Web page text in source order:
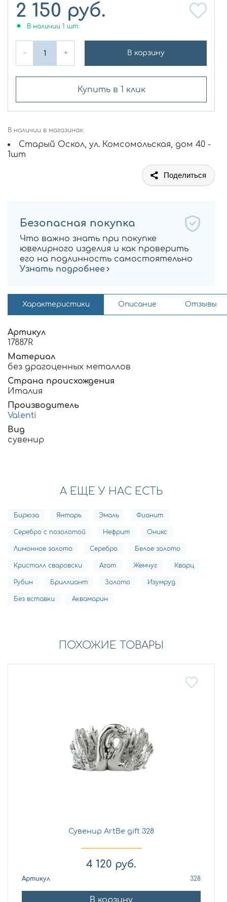
2 150 руб.
В наличии 1 шт.
- + В корзину
Купить в 1 клик
В наличии в магазинах:
Старый Оскол, ул. Комсомольская, дом 40 -
1шт
Поделиться
Безопасная покупка
Что важно знать при покупке
ювелирного изделия и как проверить
его на подлинность самостоятельно
Узнать подробнее
Характеристики Описание Отзывы
Артикул
17887R
Материал
без драгоценных металлов
Страна происхождения
Италия
Производитель
Valenti
Вид
сувенир
А ЕЩЕ У НАС ЕСТЬ
Бирюза Янтарь Эмаль Фианит
Серебро с позолотой Нефрит Оникс
Лимонное золото Серебро Белое золото
Кристалл сваровски Агат Жемчуг Кварц
Рубин Бриллиант Золото Изумруд
Без вставки Аквамарин
ПОХОЖИЕ ТОВАРЫ
Сувенир ArtBe gift 328
4 120 руб.
Артикул 328
В корзину